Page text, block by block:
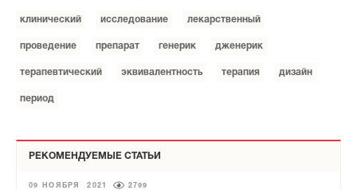
клинический исследование лекарственный
проведение препарат генерик дженерик
терапевтический эквивалентность терапия дизайн
период
РЕКОМЕНДУЕМЫЕ СТАТЬИ
09 НОЯБРЯ 2021 2799